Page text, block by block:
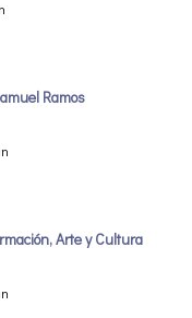
Ramos
Arte y Cultura